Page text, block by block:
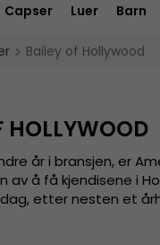
Capser Luer Barn
Bailey of Hollywood
HOLLYWOOD
år i bransjen, er
av å få kjendisene i
dag, etter nesten et